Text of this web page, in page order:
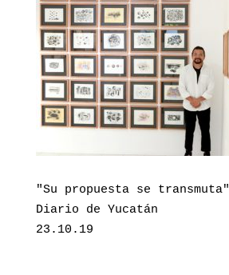
"Su propuesta se transmuta"
Diario de Yucatán
23.10.19